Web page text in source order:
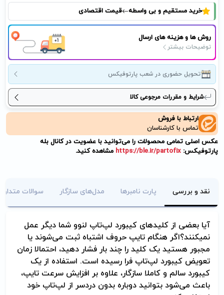
خرید مستقیم و بی واسطه قیمت اقتصادی
روش ها و هزینه های ارسال
توضیحات بیشتر
تحویل حضوری در شعب پارتوفیکس
شرایط و مقررات مرجوعی کالا
ارتباط با فروش
تماس با کارشناسان
عکس اصلی تمامی محصولات را می‌توانید با عضویت در کانال بله
پارتوفیکس: https://ble.ir/partofix مشاهده کنید.
نقد و بررسی پارت نامبرها مدل‌های سازگار سوالات
آیا بعضی از کلیدهای کیبورد لپ‌تاپ لنوو شما دیگر عمل
نمی­کنند؟اگر هنگام تایپ حروف اشتباه ثبت می‌شوند یا
مجبور هستید یک کلید را چند بار فشار دهید، احتمالا زمان
تعویض کیبورد لپ‌تاپ فرا رسیده است. استفاده از یک
کیبورد سالم و کاملا سازگار، علاوه بر افزایش سرعت تایپ،
باعث می‌شود بتوانید دوباره بدون دردسر از لپ‌تاپ خود